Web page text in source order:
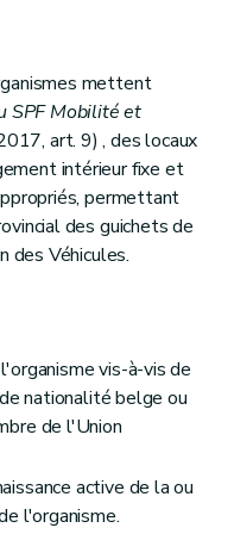
mettent
SPF Mobilité et
art. 9) , des locaux
intérieur fixe et
permettant
des guichets de
des Véhicules.
vis-à-vis de
nationalité belge ou
de l'Union
active de la ou
l'organisme.